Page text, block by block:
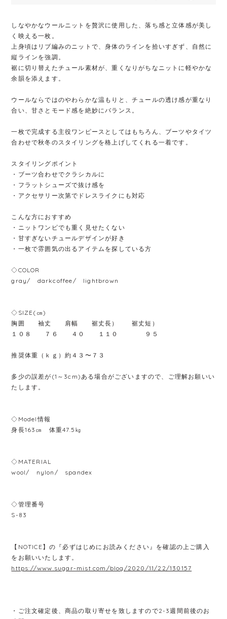
しなやかなウールニットを贅沢に使用した、落ち感と立体感が美し
く映える一枚。
上身頃はリブ編みのニットで、身体のラインを拾いすぎず、自然に
縦ラインを強調。
裾に切り替えたチュール素材が、重くなりがちなニットに軽やかな
余韻を添えます。
ウールならではのやわらかな温もりと、チュールの透け感が重なり
合い、甘さとモード感を絶妙にバランス。
一枚で完成する主役ワンピースとしてはもちろん、ブーツやタイツ
合わせで秋冬のスタイリングを格上げしてくれる一着です。
スタイリングポイント
・ブーツ合わせでクラシカルに
・フラットシューズで抜け感を
・アクセサリー次第でドレスライクにも対応
こんな方におすすめ
・ニットワンピでも重く見せたくない
・甘すぎないチュールデザインが好き
・一枚で雰囲気の出るアイテムを探している方
◇COLOR
gray/ darkcoffee/ lightbrown
◇SIZE(㎝)
胸囲 袖丈 肩幅 裾丈長） 裾丈短）
１０８ ７６ ４０ １１０ ９５
推奨体重（ｋｇ）約４３〜７３
多少の誤差が(1～3cm)ある場合がございますので、ご理解お願いい
たします。
◇Model情報
身長163㎝ 体重47.5㎏
◇MATERIAL
wool/ nylon/ spandex
◇管理番号
S-83
【NOTICE】の『必ずはじめにお読みください』を確認の上ご購入
をお願いいたします。
https://www.sugar-mist.com/blog/2020/11/22/130157
・ご注文確定後、商品の取り寄せを致しますので2-3週間前後のお